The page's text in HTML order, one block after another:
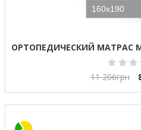
ОРТОПЕДИЧЕСКИЙ МАТРАС
11 206грн